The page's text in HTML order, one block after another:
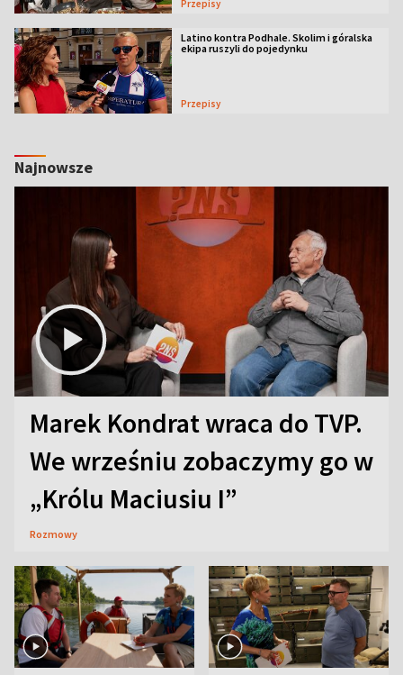
Przepisy
Latino kontra Podhale. Skolim i góralska
ekipa ruszyli do pojedynku
Przepisy
Najnowsze
Marek Kondrat wraca do TVP.
We wrześniu zobaczymy go w
„Królu Maciusiu I”
Rozmowy